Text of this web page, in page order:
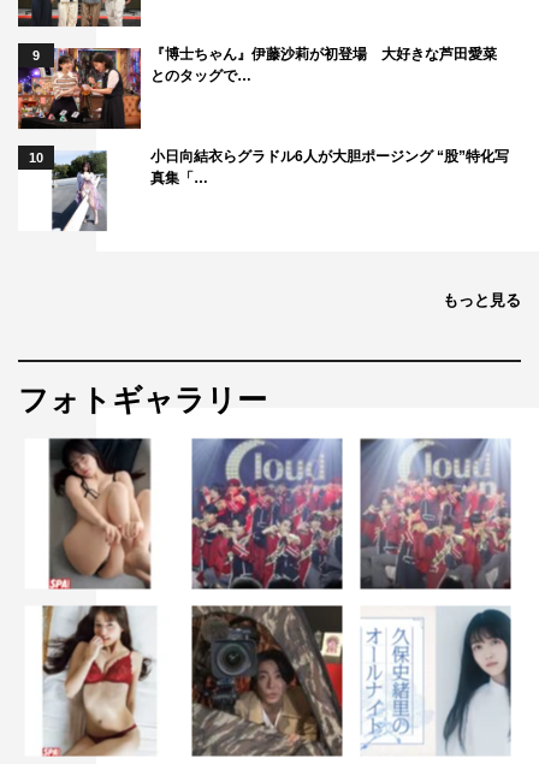
9
『博士ちゃん』伊藤沙莉が初登場 大好きな芦田愛菜
とのタッグで…
10
小日向結衣らグラドル6人が大胆ポージング “股”特化写
真集「…
もっと見る
フォトギャラリー